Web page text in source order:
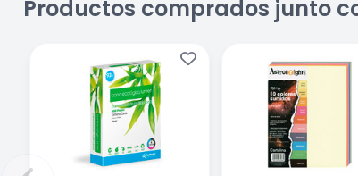
Productos comprados junto